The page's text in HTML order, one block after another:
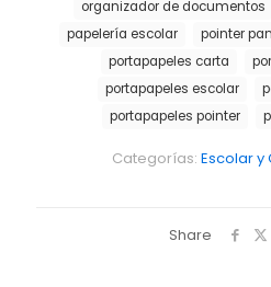
Categorías: Escolar y
organizador de documentos
papelería escolar
pointer
portapapeles carta
portapapeles escolar
portapapeles pointer
Share